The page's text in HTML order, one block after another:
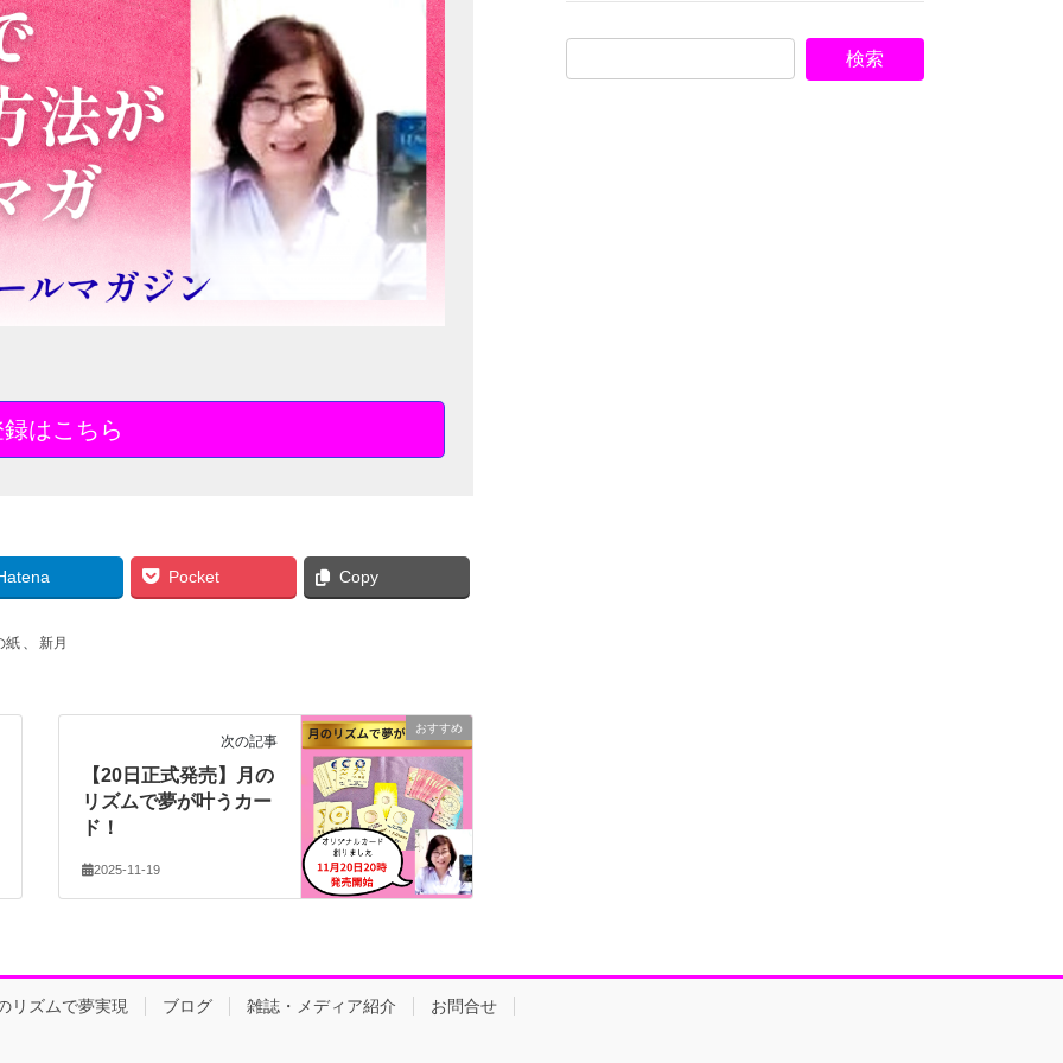
はこちら
Pocket Copy
紙 、 新月
おすすめ
次の記事
【20日正式発売】月の
リズムで夢が叶うカー
ド！
2025-11-19
リズムで夢実現 ブログ 雑誌・メディア紹介 お問合せ